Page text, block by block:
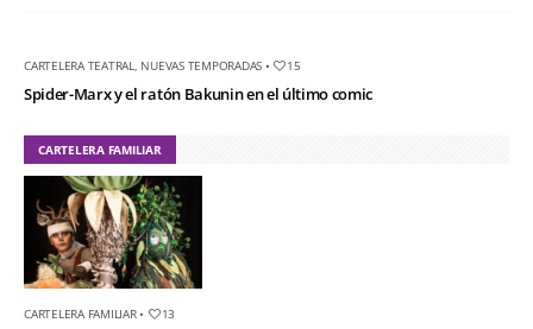
CARTELERA TEATRAL NUEVAS TEMPORADAS • 15
Spider-Marx y el ratón Bakunin en el último comic
CARTELERA FAMILIAR
CARTELERA FAMILIAR• 13